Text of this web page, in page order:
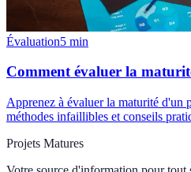
Évaluation5 min
Comment évaluer la
Apprenez à évaluer la maturité d'un
méthodes infaillibles et conseils
Projets Matures